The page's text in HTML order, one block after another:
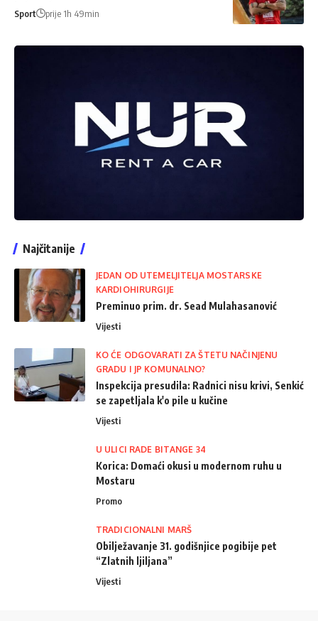
Sport prije 1h 49min
Najčitanije
JEDAN OD UTEMELJITELJA MOSTARSKE
KARDIOHIRURGIJE
Preminuo prim. dr. Sead Mulahasanović
Vijesti
KO ĆE ODGOVARATI ZA ŠTETU NAČINJENU
GRADU I JP KOMUNALNO?
Inspekcija presudila: Radnici nisu krivi, Senkić
se zapetljala k'o pile u kučine
Vijesti
U ULICI RADE BITANGE 34
Korica: Domaći okusi u modernom ruhu u
Mostaru
Promo
TRADICIONALNI MARŠ
Obilježavanje 31. godišnjice pogibije pet
“Zlatnih ljiljana”
Vijesti